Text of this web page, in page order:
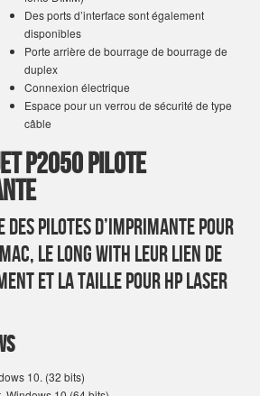
Des ports d’interface sont également
disponibles
Porte arrière de bourrage de bourrage de
duplex
Connexion électrique
Espace pour un verrou de sécurité de type
câble
P2050 Pilote
pilotes d’imprimante pour
le long with leur lien de
et la taille pour HP Laser
10. (32 bits)